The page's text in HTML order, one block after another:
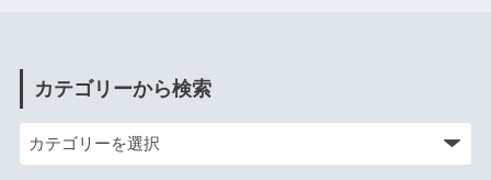
カテゴリーから検索